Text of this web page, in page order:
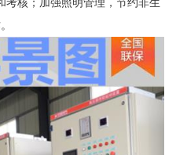
考核；加强照明管理，节约非生